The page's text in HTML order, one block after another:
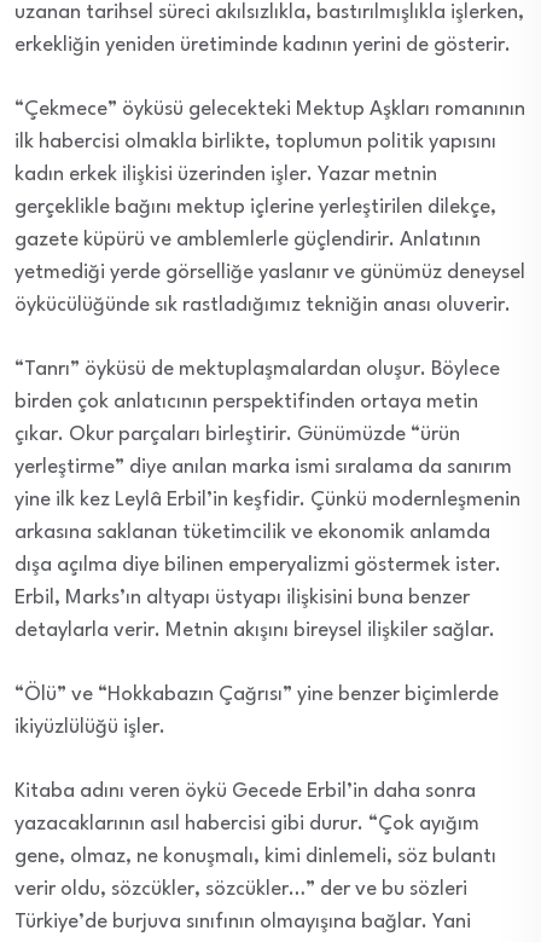
uzanan tarihsel süreci akılsızlıkla, bastırılmışlıkla işlerken,
erkekliğin yeniden üretiminde kadının yerini de gösterir.
“Çekmece” öyküsü gelecekteki Mektup Aşkları romanının
ilk habercisi olmakla birlikte, toplumun politik yapısını
kadın erkek ilişkisi üzerinden işler. Yazar metnin
gerçeklikle bağını mektup içlerine yerleştirilen dilekçe,
gazete küpürü ve amblemlerle güçlendirir. Anlatının
yetmediği yerde görselliğe yaslanır ve günümüz deneysel
öykücülüğünde sık rastladığımız tekniğin anası oluverir.
“Tanrı” öyküsü de mektuplaşmalardan oluşur. Böylece
birden çok anlatıcının perspektifinden ortaya metin
çıkar. Okur parçaları birleştirir. Günümüzde “ürün
yerleştirme” diye anılan marka ismi sıralama da sanırım
yine ilk kez Leylâ Erbil’in keşfidir. Çünkü modernleşmenin
arkasına saklanan tüketimcilik ve ekonomik anlamda
dışa açılma diye bilinen emperyalizmi göstermek ister.
Erbil, Marks’ın altyapı üstyapı ilişkisini buna benzer
detaylarla verir. Metnin akışını bireysel ilişkiler sağlar.
“Ölü” ve “Hokkabazın Çağrısı” yine benzer biçimlerde
ikiyüzlülüğü işler.
Kitaba adını veren öykü Gecede Erbil’in daha sonra
yazacaklarının asıl habercisi gibi durur. “Çok ayığım
gene, olmaz, ne konuşmalı, kimi dinlemeli, söz bulantı
verir oldu, sözcükler, sözcükler…” der ve bu sözleri
Türkiye’de burjuva sınıfının olmayışına bağlar. Yani